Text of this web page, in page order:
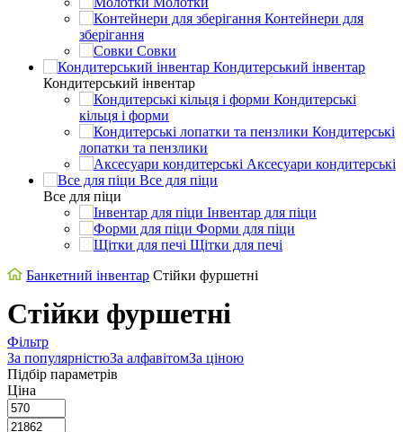
Контейнери для
зберігання
Совки
Кондитерський інвентар
Кондитерський інвентар
Кондитерські
кільця і форми
Кондитерські
лопатки та пензлики
Аксесуари кондитерські
Все для піци
Все для піци
Інвентар для піци
Форми для піци
Щітки для печі
Банкетний інвентар Стійки фуршетні
Стійки фуршетні
Фільтр
За популярністюЗа алфавітомЗа ціною
Підбір параметрів
Ціна